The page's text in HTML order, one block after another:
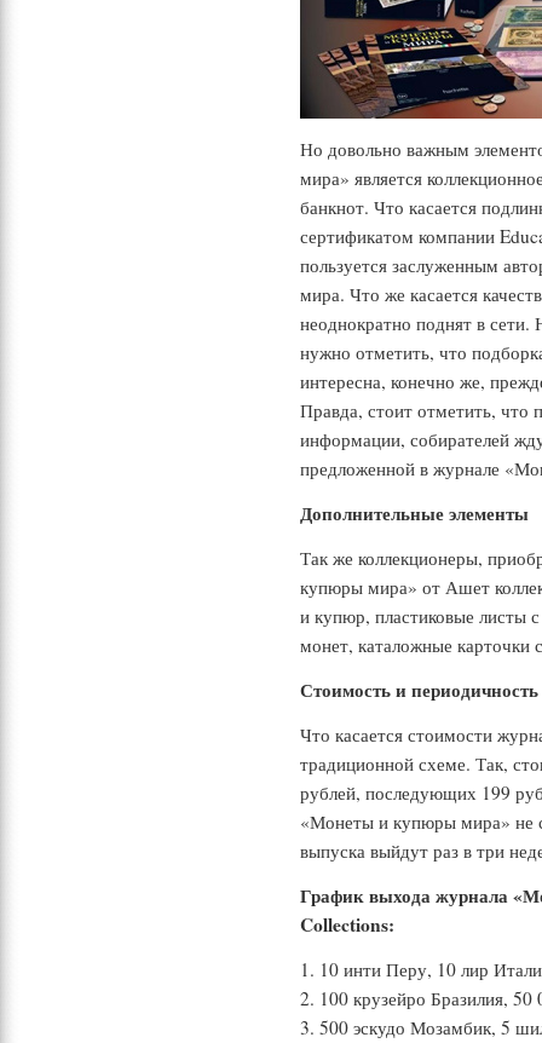
Но довольно важным
мира» является
банкнот. Что касается
сертификатом компании
пользуется заслуженным
мира. Что же касается
неоднократно поднят в
нужно отметить, что
интересна, конечно же,
Правда, стоит отметить,
информации, собирателей
предложенной в журнале
Дополнительные элементы
Так же коллекционеры,
купюры мира» от Ашет
и купюр, пластиковые листы
монет, каталожные
Стоимость и периодичность
Что касается стоимости
традиционной схеме. Так,
рублей, последующих 199
«Монеты и купюры мира» не
выпуска выйдут раз в три
График выхода журнала
Collections:
1. 10 инти Перу, 10 лир
2. 100 крузейро Бразилия,
3. 500 эскудо Мозамбик, 5